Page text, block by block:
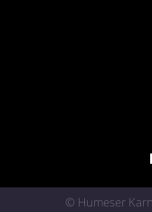
© Humeser